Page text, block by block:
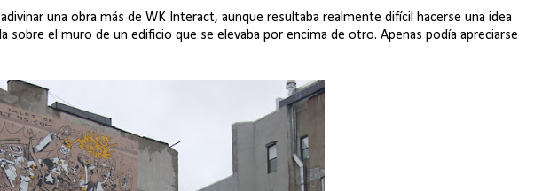
una obra más de WK Interact, aunque resultaba realmente difícil hacerse una idea
sobre el muro de un edificio que se elevaba por encima de otro. Apenas podía apreciarse